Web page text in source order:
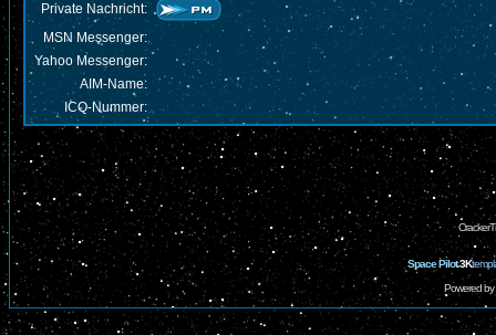
Private Nachricht:
MSN Messenger:
Yahoo Messenger:
AIM-Name:
ICQ-Nummer:
Space Pilot3K
Powered by